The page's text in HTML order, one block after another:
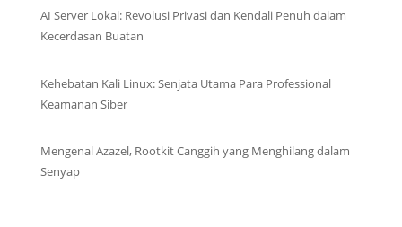
AI Server Lokal: Revolusi Privasi dan Kendali Penuh dalam
Kecerdasan Buatan
Kehebatan Kali Linux: Senjata Utama Para Professional
Keamanan Siber
Mengenal Azazel, Rootkit Canggih yang Menghilang dalam
Senyap